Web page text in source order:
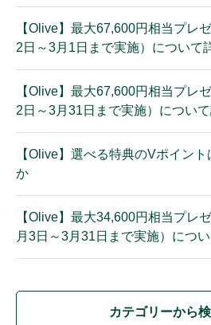
【Olive】最大67,600円相当プレ
2日～3月1日まで実施）について
【Olive】最大67,600円相当プレ
2日～3月31日まで実施）につい
【Olive】選べる特典のVポイン
か
【Olive】最大34,600円相当プレ
月3日～3月31日まで実施）につ
カテゴリーから